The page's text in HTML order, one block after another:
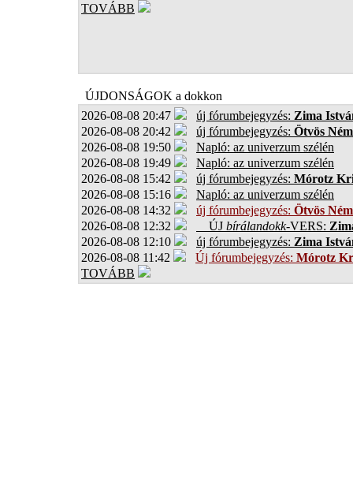
TOVÁBB
ÚJDONSÁGOK a dokkon
2026-08-08 20:47
új fórumbejegyzés: Zima
2026-08-08 20:42
új fórumbejegyzés: Ötvös
2026-08-08 19:50
Napló: az univerzum szélén
2026-08-08 19:49
Napló: az univerzum szélén
2026-08-08 15:42
új fórumbejegyzés: Mórotz
2026-08-08 15:16
Napló: az univerzum szélén
2026-08-08 14:32
új fórumbejegyzés: Ötvös
2026-08-08 12:32
ÚJ bírálandokk-VERS:
2026-08-08 12:10
új fórumbejegyzés: Zima
2026-08-08 11:42
Új fórumbejegyzés: Mórotz
TOVÁBB